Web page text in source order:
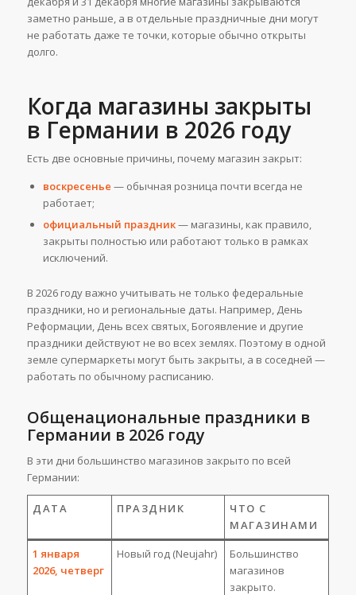
заметно раньше, а в отдельные праздничные дни могут
не работать даже те точки, которые обычно открыты
долго.
Когда магазины закрыты
в Германии в 2026 году
Есть две основные причины, почему магазин закрыт:
воскресенье — обычная розница почти всегда не
работает;
официальный праздник— магазины, как правило,
закрыты полностью или работают только в рамках
исключений.
В 2026 году важно учитывать не только федеральные
праздники, но и региональные даты. Например, День
Реформации, День всех святых, Богоявление и другие
праздники действуют не во всех землях. Поэтому в одной
земле супермаркеты могут быть закрыты, а в соседней —
работать по обычному расписанию.
Общенациональные праздники в
Германии в 2026 году
В эти дни большинство магазинов закрыто по всей
Германии:
ДАТА ПРАЗДНИК
ЧТО С
МАГАЗИНАМИ
1 января
2026, четверг
Новый год (Neujahr)
Большинство
магазинов
закрыто.